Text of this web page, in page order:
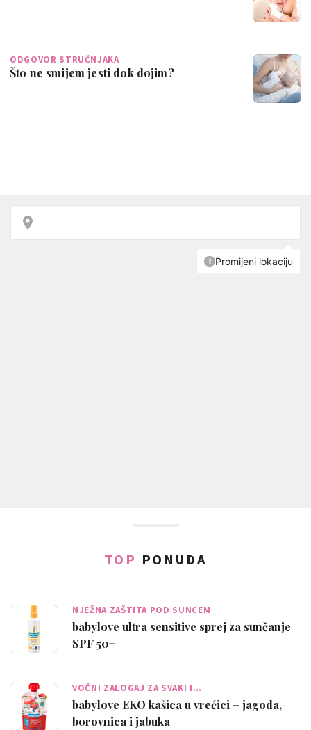
ODGOVOR STRUČNJAKA
Što ne smijem jesti dok dojim?
TOP PONUDA
NJEŽNA ZAŠTITA POD SUNCEM
babylove ultra sensitive sprej za sunčanje
SPF 50+
VOĆNI ZALOGAJ ZA SVAKI I…
babylove EKO kašica u vrećici – jagoda,
borovnica i jabuka